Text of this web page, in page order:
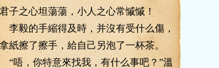
子之心坦蕩蕩，小人之心常慽慽！
的手縮得及時，并沒有受什么傷，
紙擦了擦手，給自己另泡了一杯茶。
，你特意來找我，有什么事吧？”溫